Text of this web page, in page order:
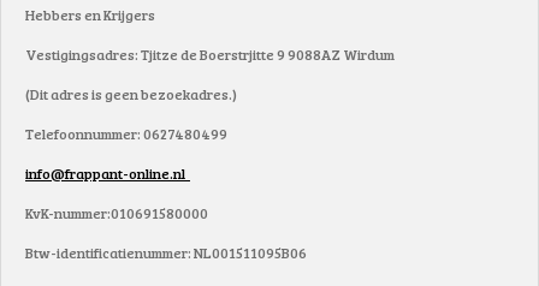
Hebbers en Krijgers
Vestigingsadres: Tjitze de Boerstrjitte 9 9088AZ Wirdum
(Dit adres is geen bezoekadres.)
Telefoonnummer: 0627480499
info@frappant-online.nl
KvK-nummer:010691580000
Btw-identificatienummer: NL001511095B06